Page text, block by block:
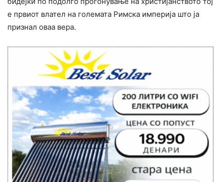
е првиот влател на големата Римска империја што ја
признал оваа вера.